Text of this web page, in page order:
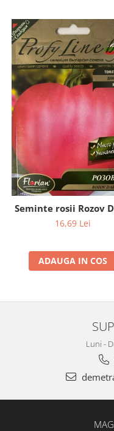
Seminte rosii Rozov
16,69 Lei
ADAUGA IN COS
Luni -